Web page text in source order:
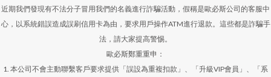
近期我們發現有不法分子冒用我們的名義進行詐騙活動，假稱是歐必斯公司的客服中
心，以系統錯誤造成誤刷信用卡為由，要求用戶操作ATM進行退款。這些都是詐騙手
法，請大家提高警惕。
歐必斯鄭重重申：
1. 本公司不會主動聯繫客戶要求提供「誤設為重複扣款」、「升級VIP會員」、「系